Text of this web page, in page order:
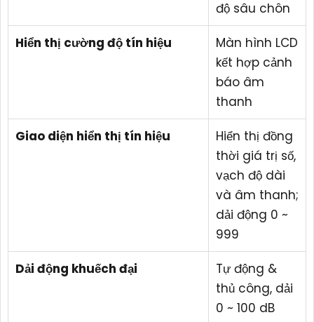
độ sâu chôn
Hiển thị cường độ tín hiệu
Màn hình LCD
kết hợp cảnh
báo âm
thanh
Giao diện hiển thị tín hiệu
Hiển thị đồng
thời giá trị số,
vạch độ dài
và âm thanh;
dải động 0 ~
999
Dải động khuếch đại
Tự động &
thủ công, dải
0 ~ 100 dB